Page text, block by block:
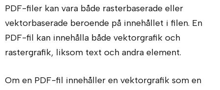
PDF-filer kan vara både rasterbaserade eller
vektorbaserade beroende på innehållet i filen. En
PDF-fil kan innehålla både vektorgrafik och
rastergrafik, liksom text och andra element.
Om en PDF-fil innehåller en vektorgrafik som en